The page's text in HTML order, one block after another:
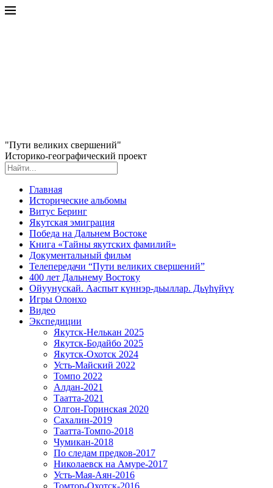
"Пути великих свершений"
Историко-географический проект
Главная
Исторические альбомы
Витус Беринг
Якутская эмиграция
Победа на Дальнем Востоке
Книга «Тайны якутских фамилий»
Документальный фильм
Телепередачи “Пути великих свершений”
400 лет Дальнему Востоку
Ойуунускай. Ааспыт күннэр-дьыллар. Дьүһүйүү
Игры Олонхо
Видео
Экспедиции
Якутск-Нелькан 2025
Якутск-Бодайбо 2025
Якутск-Охотск 2024
Усть-Майский 2022
Томпо 2022
Алдан-2021
Таатта-2021
Олгон-Горинская 2020
Сахалин-2019
Таатта-Томпо-2018
Чумикан-2018
По следам предков-2017
Николаевск на Амуре-2017
Усть-Мая-Аян-2016
Томтор-Охотск-2016